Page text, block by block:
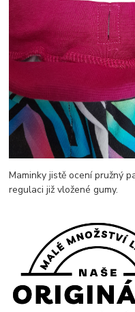
Maminky jistě ocení pružný
regulaci již vložené gumy.